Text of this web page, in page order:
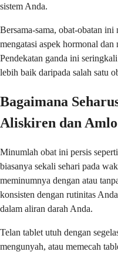
sistem Anda.
Bersama-sama, obat-obatan
mengatasi aspek hormonal
Pendekatan ganda ini
lebih baik daripada salah satu
Bagaimana
Aliskiren dan
Minumlah obat ini persis
biasanya sekali sehari pada
meminumnya dengan atau
konsisten dengan rutinitas
dalam aliran darah Anda.
Telan tablet utuh dengan
mengunyah, atau memecah